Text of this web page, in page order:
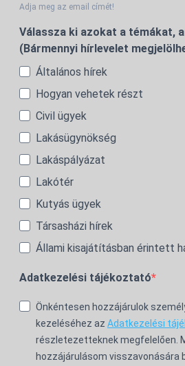
Adja meg az email címét!
Válassza ki azokat a témákat,
(Bármennyi hírlevelet
Általános hírek
Hogyan vehetek részt
Civil ügyek
Lakásügynökség
Lakáspályázat
Lakótér
Kutyás ügyek
Társasházi hírek
Állami kisajátításban érintett
Adatkezelési tájékoztató
Önkéntesen hozzájárulok
kezeléséhez az Adatkezelési
részletezetteknek megfelelően.
hozzájárulásom visszavonására